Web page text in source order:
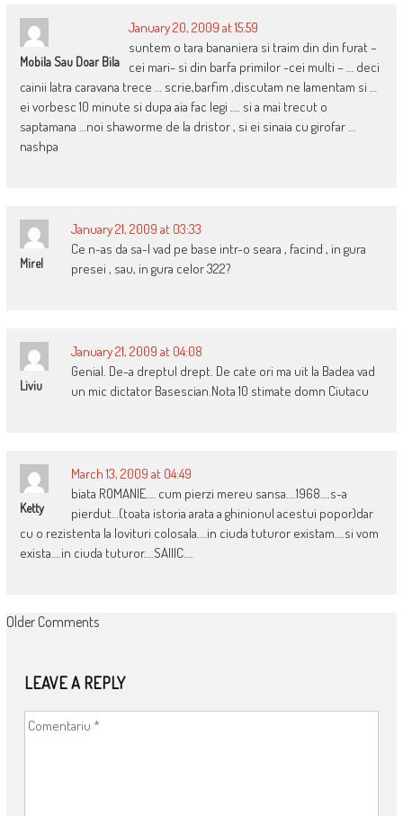
Mobila Sau Doar Bila
January 20, 2009 at 15:59
suntem o tara bananiera si traim din din furat –
cei mari- si din barfa primilor -cei multi – … deci
cainii latra caravana trece … scrie,barfim ,discutam ne lamentam si …
ei vorbesc 10 minute si dupa aia fac legi …. si a mai trecut o
saptamana …noi shaworme de la dristor , si ei sinaia cu girofar …
nashpa
Mirel
January 21, 2009 at 03:33
Ce n-as da sa-l vad pe base intr-o seara , facind , in gura
presei , sau, in gura celor 322?
Liviu
January 21, 2009 at 04:08
Genial. De-a dreptul drept. De cate ori ma uit la Badea vad
un mic dictator Basescian.Nota 10 stimate domn Ciutacu
Ketty
March 13, 2009 at 04:49
biata ROMANIE…. cum pierzi mereu sansa….1968….s-a
pierdut…(toata istoria arata a ghinionul acestui popor)dar
cu o rezistenta la lovituri colosala….in ciuda tuturor existam….si vom
exista….in ciuda tuturor….SAIIIC….
COMMENT
Older Comments
LEAVE A REPLY